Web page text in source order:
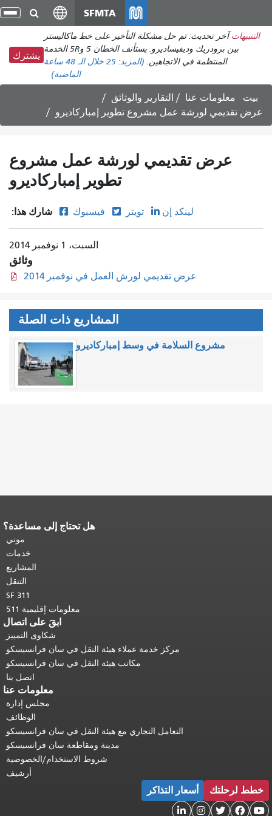
انتقل
إلى
المحتوى
الرئيسي
SFMTA
التنبيهات آخر تحديث: تم حل مشكلة التأخير على خط ماكاليستر
بين برودريك وديفيساديرو. يستأنف الخطان 5 و5R الخدمة
المنتظمة في الاتجاهين. (المزيد: 25
خلال الـ 48 ساعة
الماضية)
يشترك
بيت معلومات عنا
التقارير والوثائق
عرض تقديمي لورشة عمل مشروع تطوير إمباركاديرو
عرض تقديمي لورشة عمل مشروع
تطوير إمباركاديرو
شارك هذا: فيسبوك تويتر لينكد إن
السبت، 1 نوفمبر 2014
وثائق
عرض تقديمي لورش العمل في نوفمبر 2014
المشاريع ذات الصلة
مشروع السلامة في وسط إمباركاديرو
هل تحتاج إلى مساعدة؟
موني
خدمات
المشاريع
التنقل
SF 311
معلومات إقليمية 511
ابقَ على اتصال
شكاوى التمييز
مركز خدمة عملاء هيئة النقل في سان فرانسيسكو
مكاتب هيئة النقل في سان فرانسيسكو
اتصل بنا
معلومات عنا
مجلس إدارة
الوظائف
التعامل التجاري مع هيئة النقل في سان فرانسيسكو
مدينة ومقاطعة سان فرانسيسكو
شروط الاستخدام/الخصوصية
أرشيف
خطط لرحلتك أسعار التذاكر




